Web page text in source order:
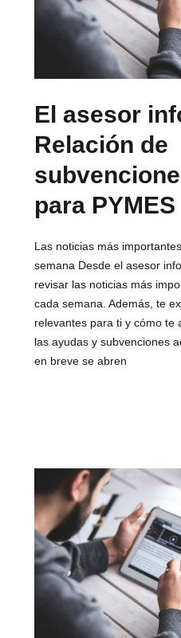
El asesor
Relación de
para PYMES
Las noticias más
semana Desde el asesor
revisar las noticias más
cada semana. Además, te
relevantes para ti y cómo te
las ayudas y subvenciones
en breve se abren